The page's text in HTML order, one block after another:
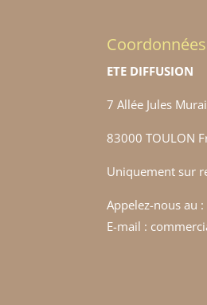
Coordonnées
ETE DIFFUSION
7 Allée Jules
83000 TOULON
Uniquement sur
Appelez-nous au :
E-mail :